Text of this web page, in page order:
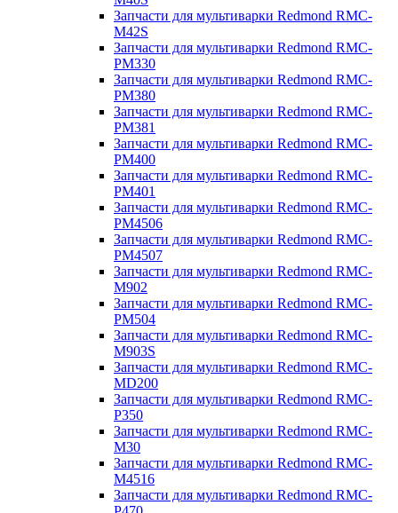
Запчасти для мультиварки Redmond RMC-
M42S
Запчасти для мультиварки Redmond RMC-
PM330
Запчасти для мультиварки Redmond RMC-
PM380
Запчасти для мультиварки Redmond RMC-
PM381
Запчасти для мультиварки Redmond RMC-
PM400
Запчасти для мультиварки Redmond RMC-
PM401
Запчасти для мультиварки Redmond RMC-
PM4506
Запчасти для мультиварки Redmond RMC-
PM4507
Запчасти для мультиварки Redmond RMC-
M902
Запчасти для мультиварки Redmond RMC-
PM504
Запчасти для мультиварки Redmond RMC-
M903S
Запчасти для мультиварки Redmond RMC-
MD200
Запчасти для мультиварки Redmond RMC-
P350
Запчасти для мультиварки Redmond RMC-
M30
Запчасти для мультиварки Redmond RMC-
M4516
Запчасти для мультиварки Redmond RMC-